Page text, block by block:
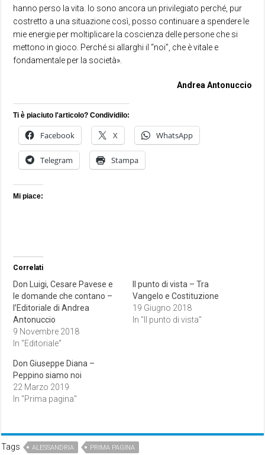
hanno perso la vita. Io sono ancora un privilegiato perché, pur
costretto a una situazione così, posso continuare a spendere le
mie energie per moltiplicare la coscienza delle persone che si
mettono in gioco. Perché si allarghi il “noi”, che è vitale e
fondamentale per la società».
Andrea Antonuccio
Ti è piaciuto l'articolo? Condividilo:
Facebook X WhatsApp
Telegram Stampa
Mi piace:
Correlati
Don Luigi, Cesare Pavese e
le domande che contano –
l’Editoriale di Andrea
Antonuccio
9 Novembre 2018
In "Editoriale"
Il punto di vista – Tra
Vangelo e Costituzione
19 Giugno 2018
In "Il punto di vista"
Don Giuseppe Diana –
Peppino siamo noi
22 Marzo 2019
In "Prima pagina"
Tags ALESSANDRIA PRIMA PAGINA